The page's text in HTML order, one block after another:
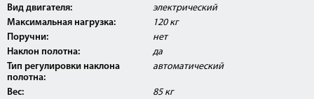
Вид двигателя:
электрический
Максимальная нагрузка:
120 кг
Поручни:
нет
Наклон полотна:
да
Тип регулировки наклона
полотна:
автоматический
Вес:
85 кг